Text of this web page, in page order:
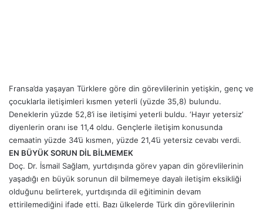
Fransa’da yaşayan Türklere göre din görevlilerinin yetişkin, genç ve
çocuklarla iletişimleri kısmen yeterli (yüzde 35,8) bulundu.
Deneklerin yüzde 52,8’i ise iletişimi yeterli buldu. ‘Hayır yetersiz’
diyenlerin oranı ise 11,4 oldu. Gençlerle iletişim konusunda
cemaatin yüzde 34’ü kısmen, yüzde 21,4’ü yetersiz cevabı verdi.
EN BÜYÜK SORUN DİL BİLMEMEK
Doç. Dr. İsmail Sağlam, yurtdışında görev yapan din görevlilerinin
yaşadığı en büyük sorunun dil bilmemeye dayalı iletişim eksikliği
olduğunu belirterek, yurtdışında dil eğitiminin devam
ettirilemediğini ifade etti. Bazı ülkelerde Türk din görevlilerinin